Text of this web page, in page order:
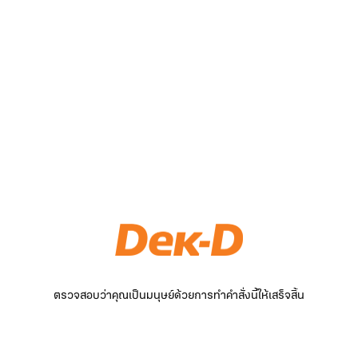
ตรวจสอบว่าคุณเป็นมนุษย์ด้วยการทำคำสั่งนี้ให้เสร็จสิ้น